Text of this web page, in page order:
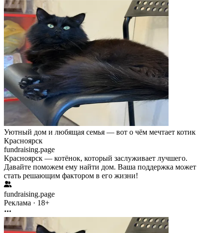
Уютный дом и любящая семья — вот о чём мечтает котик
Красноярск
fundraising.page
Красноярск — котёнок, который заслуживает лучшего.
Давайте поможем ему найти дом. Ваша поддержка может
стать решающим фактором в его жизни!
fundraising.page
Реклама · 18+